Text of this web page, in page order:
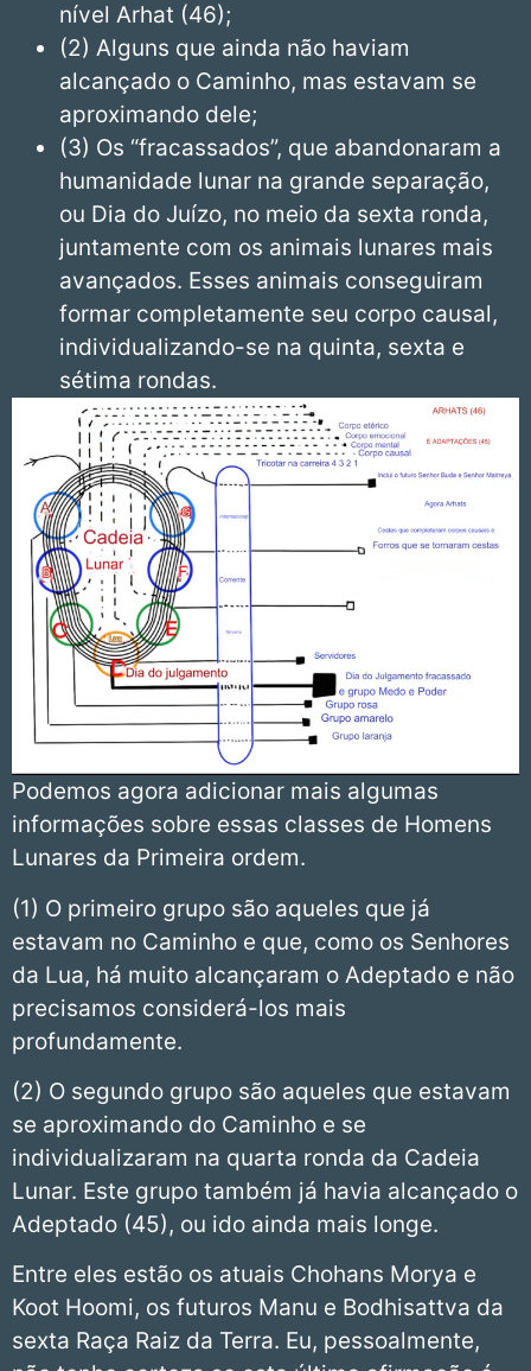
nível Arhat (46);
(2) Alguns que ainda não haviam
alcançado o Caminho, mas estavam se
aproximando dele;
(3) Os “fracassados”, que abandonaram a
humanidade lunar na grande separação,
ou Dia do Juízo, no meio da sexta ronda,
juntamente com os animais lunares mais
avançados. Esses animais conseguiram
formar completamente seu corpo causal,
individualizando-se na quinta, sexta e
sétima rondas.
Podemos agora adicionar mais algumas
informações sobre essas classes de Homens
Lunares da Primeira ordem.
(1) O primeiro grupo são aqueles que já
estavam no Caminho e que, como os Senhores
da Lua, há muito alcançaram o Adeptado e não
precisamos considerá-los mais
profundamente.
(2) O segundo grupo são aqueles que estavam
se aproximando do Caminho e se
individualizaram na quarta ronda da Cadeia
Lunar. Este grupo também já havia alcançado o
Adeptado (45), ou ido ainda mais longe.
Entre eles estão os atuais Chohans Morya e
Koot Hoomi, os futuros Manu e Bodhisattva da
sexta Raça Raiz da Terra. Eu, pessoalmente,